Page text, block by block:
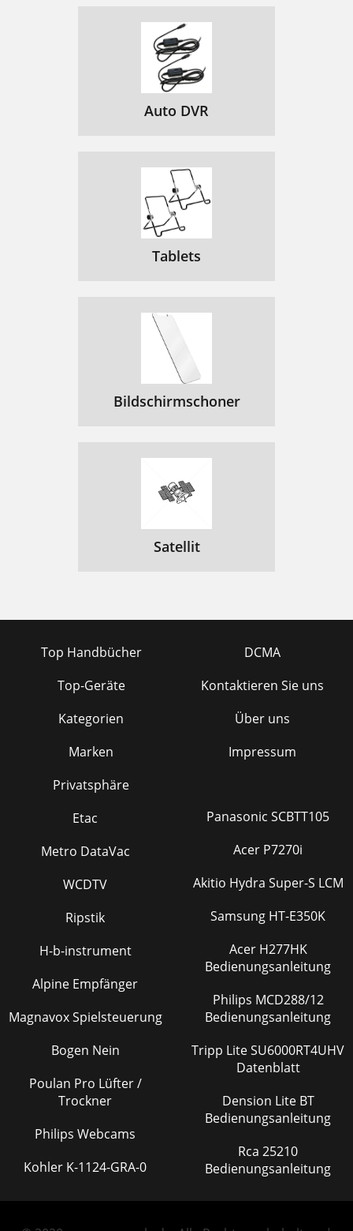
Auto DVR
Tablets
Bildschirmschoner
Satellit
Top Handbücher
Top-Geräte
Kategorien
Marken
Privatsphäre
DCMA
Kontaktieren Sie uns
Über uns
Impressum
Etac
Metro DataVac
WCDTV
Ripstik
H-b-instrument
Alpine Empfänger
Magnavox Spielsteuerung
Bogen Nein
Poulan Pro Lüfter /
Trockner
Philips Webcams
Kohler K-1124-GRA-0
Panasonic SCBTT105
Acer P7270i
Akitio Hydra Super-S LCM
Samsung HT-E350K
Acer H277HK
Bedienungsanleitung
Philips MCD288/12
Bedienungsanleitung
Tripp Lite SU6000RT4UHV
Datenblatt
Dension Lite BT
Bedienungsanleitung
Rca 25210
Bedienungsanleitung